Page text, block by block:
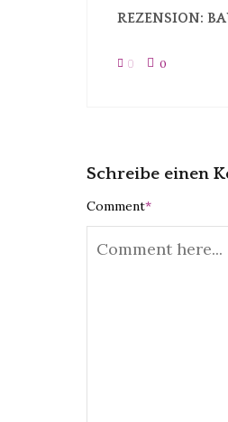
REZENSION:
0 0
Schreibe einen
Comment*